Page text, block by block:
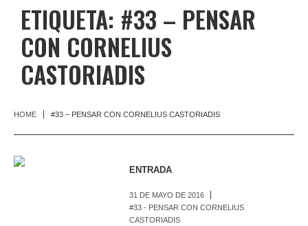
ETIQUETA: #33 – PENSAR
CON CORNELIUS
CASTORIADIS
HOME #33 – PENSAR CON CORNELIUS CASTORIADIS
ENTRADA
31 DE MAYO DE 2016
#33 - PENSAR CON CORNELIUS
CASTORIADIS